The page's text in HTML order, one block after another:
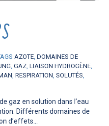
AZOTE, DOMAINES DE
, GAZ, LIAISON HYDROGÈNE,
, RESPIRATION, SOLUTÉS,
gaz en solution dans l’eau
Différents domaines de
d’effets...